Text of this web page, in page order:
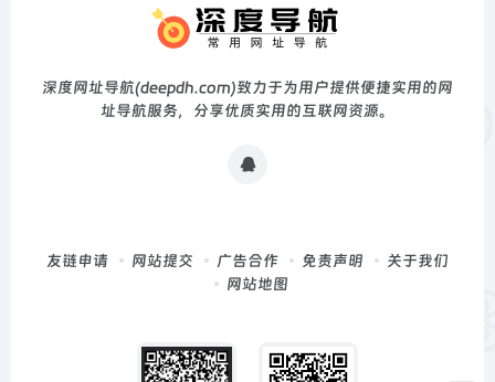
深度网址导航(deepdh.com)致力于为用户提供便捷实用的网
址导航服务，分享优质实用的互联网资源。
友链申请 网站提交 广告合作 免责声明
关于我们
网站地图